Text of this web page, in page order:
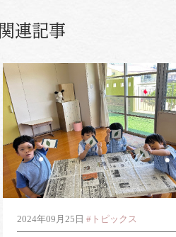
関連記事
2024年09月25日#トピックス